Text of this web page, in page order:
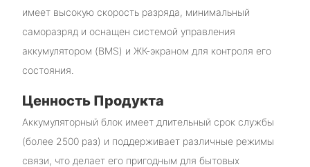
имеет высокую скорость разряда, минимальный
саморазряд и оснащен системой управления
аккумулятором (BMS) и ЖК-экраном для контроля его
состояния.
Ценность Продукта
Аккумуляторный блок имеет длительный срок службы
(более 2500 раз) и поддерживает различные режимы
связи, что делает его пригодным для бытовых